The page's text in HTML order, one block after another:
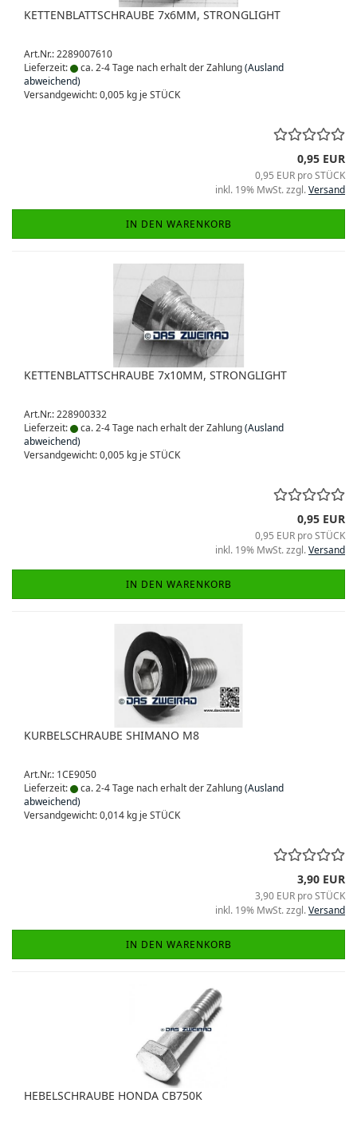
KETTENBLATTSCHRAUBE 7x6MM, STRONGLIGHT
Art.Nr.: 2289007610
Lieferzeit:
ca. 2-4 Tage nach erhalt der Zahlung(Ausland
abweichend)
Versandgewicht:0,005 kg je STÜCK
0,95 EUR
0,95 EUR pro STÜCK
inkl. 19% MwSt. zzgl.Versand
IN DEN WARENKORB
KETTENBLATTSCHRAUBE 7x10MM, STRONGLIGHT
Art.Nr.: 228900332
Lieferzeit:
ca. 2-4 Tage nach erhalt der Zahlung(Ausland
abweichend)
Versandgewicht:0,005 kg je STÜCK
0,95 EUR
0,95 EUR pro STÜCK
inkl. 19% MwSt. zzgl.Versand
IN DEN WARENKORB
KURBELSCHRAUBE SHIMANO M8
Art.Nr.: 1CE9050
Lieferzeit:
ca. 2-4 Tage nach erhalt der Zahlung(Ausland
abweichend)
Versandgewicht:0,014 kg je STÜCK
3,90 EUR
3,90 EUR pro STÜCK
inkl. 19% MwSt. zzgl.Versand
IN DEN WARENKORB
HEBELSCHRAUBE HONDA CB750K